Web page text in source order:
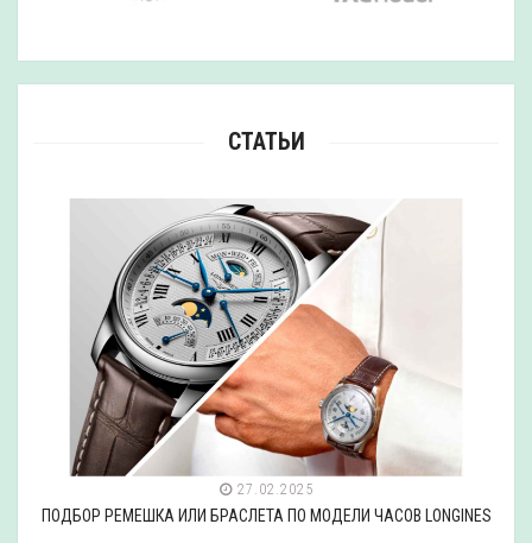
СТАТЬИ
27.02.2025
ПОДБОР РЕМЕШКА ИЛИ БРАСЛЕТА ПО МОДЕЛИ ЧАСОВ LONGINES